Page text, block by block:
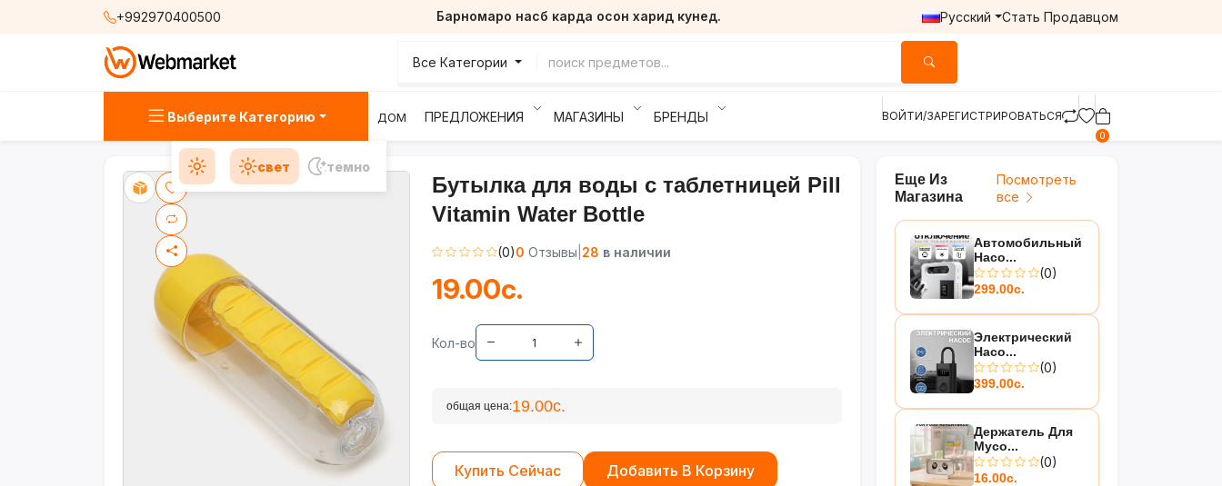
+992970400500 Барномаро насб карда осон харид кунед. Русский Стать Продавцом
Все Категории
Выберите Категорию ДОМ ПРЕДЛОЖЕНИЯ МАГАЗИНЫ БРЕНДЫ ВОЙТИ/ЗАРЕГИСТРИРОВАТЬСЯ
0
свет темно
Бутылка для воды с таблетницей Pill
Vitamin Water Bottle
(0)0 Отзывы 28 в наличии
19.00с.
Кол-во
общая цена:19.00с.
Купить Сейчас Добавить В Корзину
Еще Из
Магазина
Посмотреть
все
Автомобильный
Насо...
(0)
299.00с.
Электрический
Насо...
(0)
399.00с.
Держатель Для
Мусо...
(0)
16.00с.